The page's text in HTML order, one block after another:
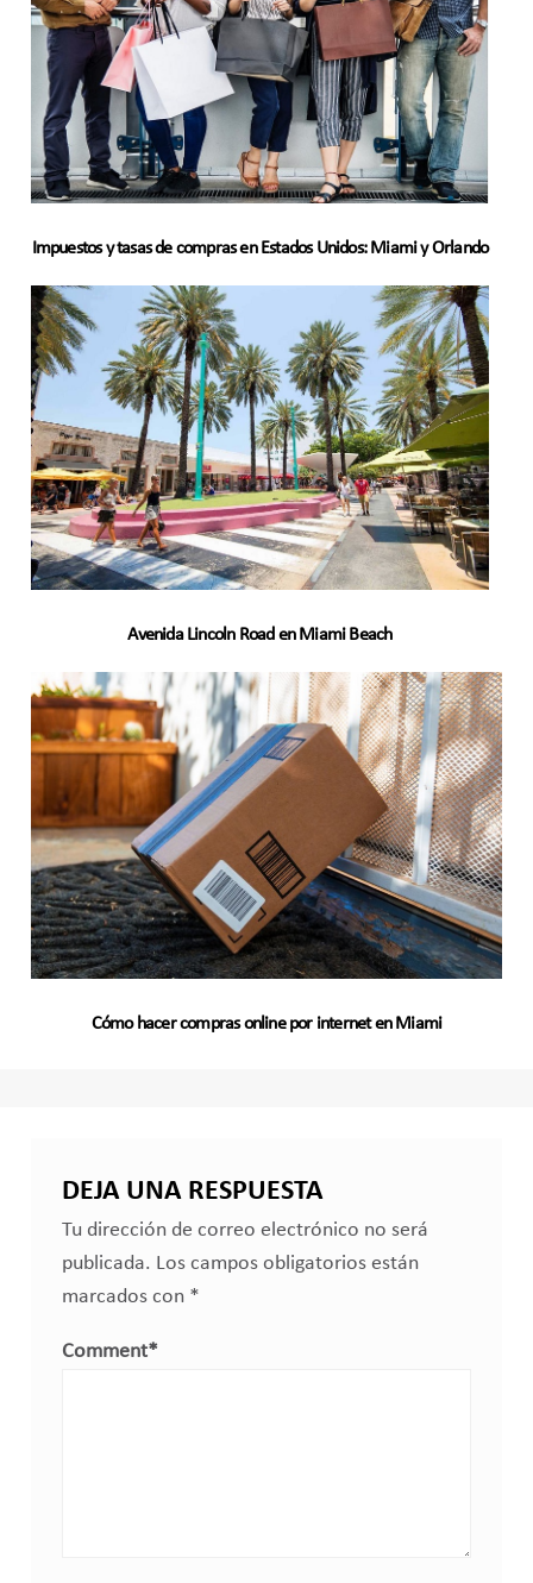
Impuestos y tasas de compras en Estados Unidos: Miami y Orlando
Avenida Lincoln Road en Miami Beach
Cómo hacer compras online por internet en Miami
DEJA UNA RESPUESTA
Tu dirección de correo electrónico no será
publicada. Los campos obligatorios están
marcados con *
Comment*